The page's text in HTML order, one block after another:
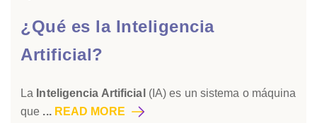
¿Qué es la Inteligencia
Artificial?
La Inteligencia Artificial (IA) es un sistema o máquina
que ... READ MORE